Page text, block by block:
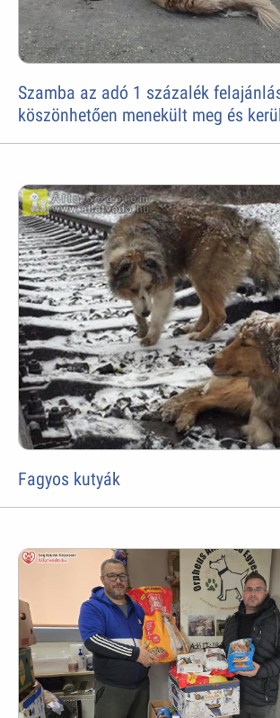
Szamba az adó 1 százalék
köszönhetően menekült meg és
Fagyos kutyák